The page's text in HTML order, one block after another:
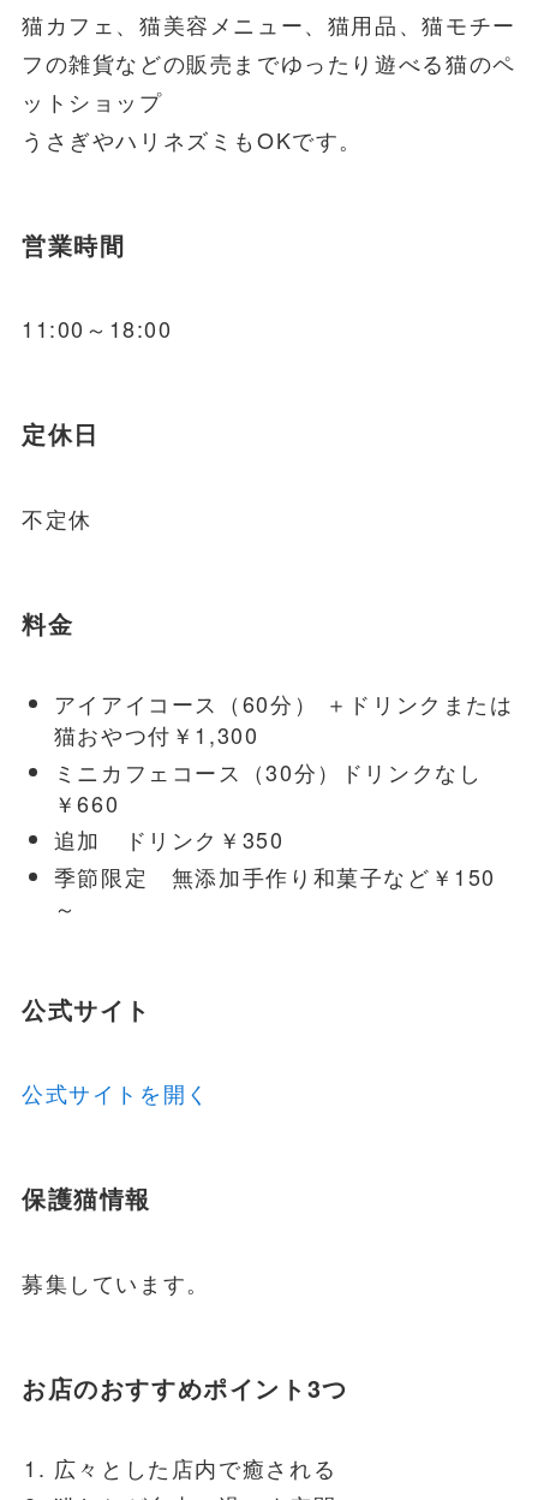
猫カフェ、猫美容メニュー、猫用品、猫モチー
フの雑貨などの販売までゆったり遊べる猫のペ
ットショップ
うさぎやハリネズミもOKです。
営業時間
11:00～18:00
定休日
不定休
料金
アイアイコース（60分） ＋ドリンクまたは
猫おやつ付￥1,300
ミニカフェコース（30分）ドリンクなし
￥660
追加 ドリンク￥350
季節限定 無添加手作り和菓子など￥150
～
公式サイト
公式サイトを開く
保護猫情報
募集しています。
お店のおすすめポイント3つ
広々とした店内で癒される